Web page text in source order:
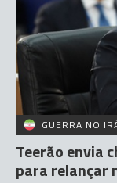
GUERRA NO
Teerão envia
para relançar